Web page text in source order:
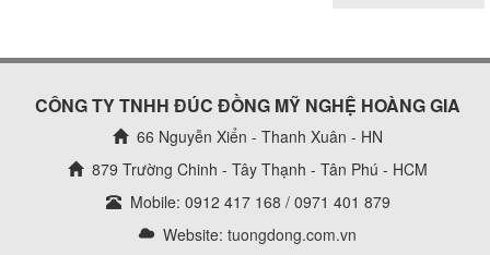
CÔNG TY TNHH ĐÚC ĐỒNG MỸ NGHỆ HOÀNG GIA
66 Nguyễn Xiển - Thanh Xuân - HN
879 Trường Chinh - Tây Thạnh - Tân Phú - HCM
Mobile: 0912 417 168 / 0971 401 879
Website: tuongdong.com.vn